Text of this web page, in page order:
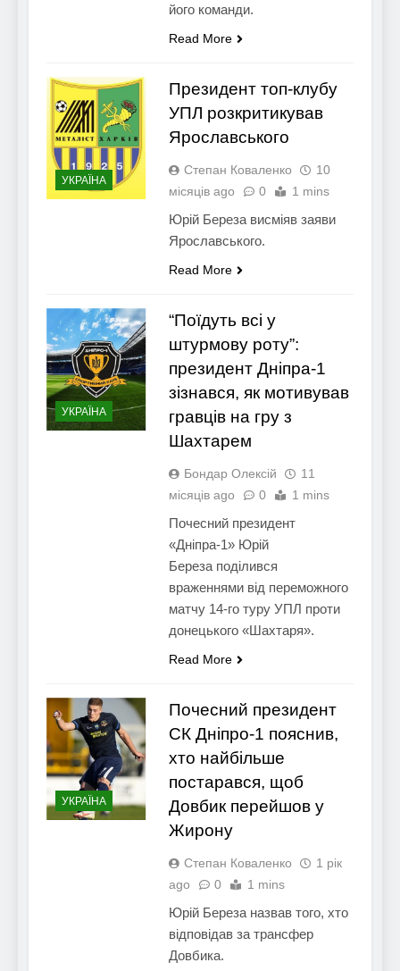
його команди.
Read More
УКРАЇНА
Президент топ-клубу
УПЛ розкритикував
Ярославського
Степан Коваленко
10
місяців ago
0 1 mins
Юрій Береза висміяв заяви
Ярославського.
Read More
УКРАЇНА
“Поїдуть всі у
штурмову роту”:
президент Дніпра-1
зізнався, як мотивував
гравців на гру з
Шахтарем
Бондар Олексій
11
місяців ago
0 1 mins
Почесний президент
«Дніпра-1» Юрій
Береза поділився
враженнями від переможного
матчу 14-го туру УПЛ проти
донецького «Шахтаря».
Read More
УКРАЇНА
Почесний президент
СК Дніпро-1 пояснив,
хто найбільше
постарався, щоб
Довбик перейшов у
Жирону
Степан Коваленко
1 рік
ago
0 1 mins
Юрій Береза назвав того, хто
відповідав за трансфер
Довбика.